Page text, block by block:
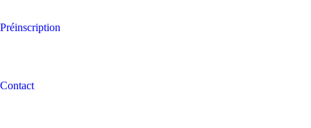
Préinscription
Contact